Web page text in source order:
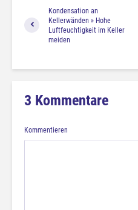
Kondensation an
Kellerwänden » Hohe
Luftfeuchtigkeit im Keller
meiden
3 Kommentare
Kommentieren